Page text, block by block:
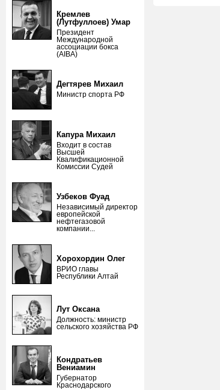
Кремлев
(Лутфуллоев) Умар
Президент
Международной
ассоциации бокса
(AIBA)
Дегтярев Михаил
Министр спорта РФ
Капура Михаил
Входит в состав
Высшей
Квалификационной
Комиссии Судей
Узбеков Фуад
Независимый директор
европейской
нефтегазовой
компании...
Хорохордин Олег
ВРИО главы
Республики Алтай
Лут Оксана
Должность: министр
сельского хозяйства РФ
Кондратьев
Вениамин
Губернатор
Краснодарского